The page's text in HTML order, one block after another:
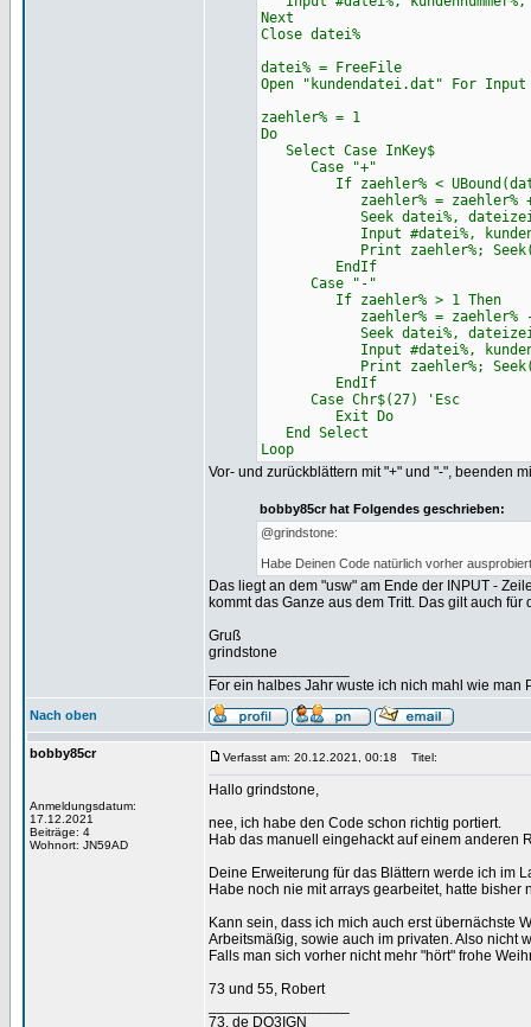
Next
Close datei%
datei% = FreeFile
Open "kundendatei.dat" For Input
zaehler% = 1
Do
Select Case InKey$
Case "+"
If zaehler% <
zaehler% = zaehler%
Seek datei%,
Input #datei%,
Print zaehler%;
EndIf
Case "-"
If zaehler% > 1 Then
zaehler% = zaehler%
Seek datei%,
Input #datei%,
Print zaehler%;
EndIf
Case Chr$(27) 'Esc
Exit Do
End Select
Loop
Vor- und zurückblättern mit "+" und "-", beenden
bobby85cr hat Folgendes geschrieben:
@grindstone:
Habe Deinen Code natürlich vorher
Das liegt an dem "usw" am Ende der INPUT -
kommt das Ganze aus dem Tritt. Das gilt auch
Gruß
grindstone
For ein halbes Jahr wuste ich nich mahl wie man
Nach oben
bobby85cr
Anmeldungsdatum:
17.12.2021
Beiträge: 4
Wohnort: JN59AD
Verfasst am: 20.12.2021, 00:18 Titel:
Hallo grindstone,
nee, ich habe den Code schon richtig portiert.
Hab das manuell eingehackt auf einem anderen
Deine Erweiterung für das Blättern werde ich im
Habe noch nie mit arrays gearbeitet, hatte bisher
Kann sein, dass ich mich auch erst übernächste
Arbeitsmäßig, sowie auch im privaten. Also nicht
Falls man sich vorher nicht mehr "hört" frohe
73 und 55, Robert
73, de DO3IGN